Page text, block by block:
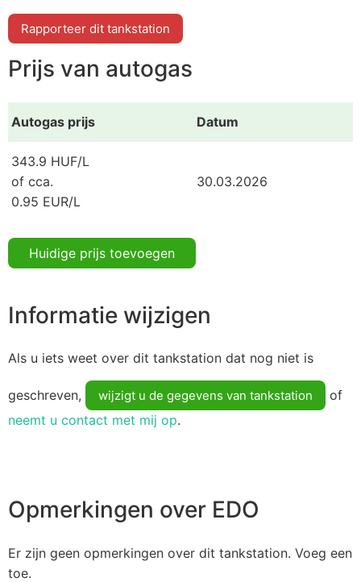
Rapporteer dit tankstation
Prijs van autogas
Autogas prijs Datum
343.9 HUF/L
of cca.
0.95 EUR/L
30.03.2026
Huidige prijs toevoegen
Informatie wijzigen
Als u iets weet over dit tankstation dat nog niet is
geschreven, wijzigt u de gegevens van tankstation
of
neemt u contact met mij op.
Opmerkingen over EDO
Er zijn geen opmerkingen over dit tankstation. Voeg een
toe.